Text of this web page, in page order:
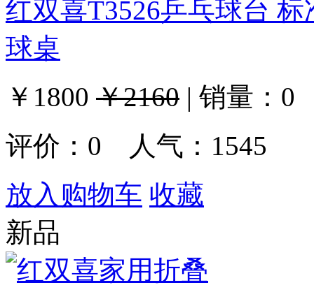
红双喜T3526乒乓球台
球桌
￥1800 ￥2160 | 销量： 0
评价： 0 人气：1545
放入购物车 收藏
新品